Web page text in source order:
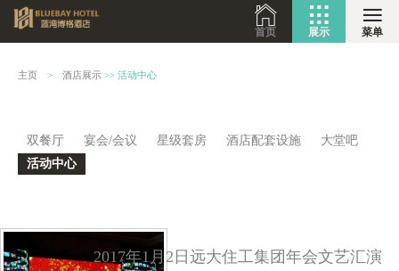
菜单
展示
首页
主页 > 酒店展示 >> 活动中心
双餐厅 宴会/会议 星级套房 酒店配套设施
大堂吧
活动中心
2017年1月2日远大住工集团年会文艺汇演